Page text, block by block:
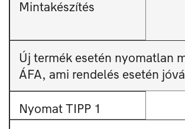
Mintakészítés
Új termék esetén nyomatlan
ÁFA, ami rendelés esetén
Nyomat TIPP 1